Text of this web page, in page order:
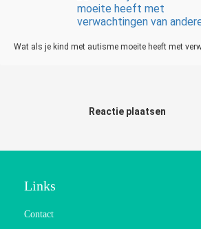
Wat als je kind met autisme moeite heeft met
Reactie plaatsen
Links
Contact